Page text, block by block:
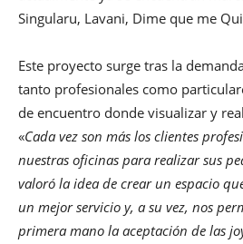
Singularu, Lavani, Dime que me
Este proyecto surge tras la
tanto profesionales como
de encuentro donde visualizar y
«Cada vez son más los clientes
nuestras oficinas para realizar sus
valoró la idea de crear un espacio
un mejor servicio y, a su vez, nos
primera mano la aceptación de las